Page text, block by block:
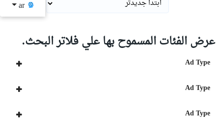
ar
عرض الفئات المسموح بها علي فلاتر البحث.
Ad Type
Ad Type
Ad Type